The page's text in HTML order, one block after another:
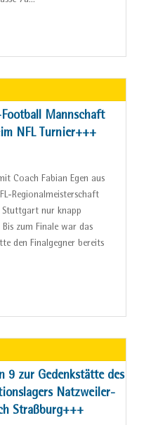
Mannschaft
NFL Turnier+++
Coach Fabian Egen aus
Regionalmeisterschaft
nur knapp
zum Finale war das
den Finalgegner bereits
9 zur Gedenkstätte des
Natzweiler-
Straßburg+++